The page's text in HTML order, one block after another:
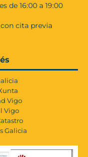
de 16:00 a 19:00
cita previa
Vigo
Vigo
Galicia